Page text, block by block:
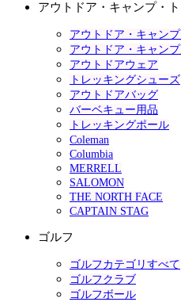
アウトドア・キャンプ・
アウトドア・キャン
アウトドア・キャン
アウトドアウェア
トレッキングシューズ
アウトドアバッグ
バーベキュー用品
トレッキングポール
Coleman
Columbia
MERRELL
SALOMON
THE NORTH FACE
CAPTAIN STAG
ゴルフ
ゴルフカテゴリすべて
ゴルフクラブ
ゴルフボール